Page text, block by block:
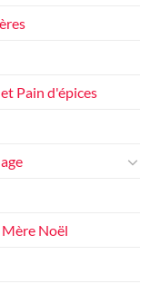
Pain d'épices
Noël